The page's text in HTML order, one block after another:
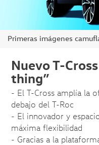
Primeras imágenes
Nuevo T-
thing”
- El T-Cross amplía la
debajo del T-Roc
- El innovador y
máxima flexibilidad
- Gracias a la